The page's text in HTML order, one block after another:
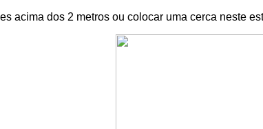
acima dos 2 metros ou colocar uma cerca neste